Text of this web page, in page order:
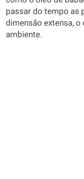
passar do tempo as
dimensão extensa,
ambiente.